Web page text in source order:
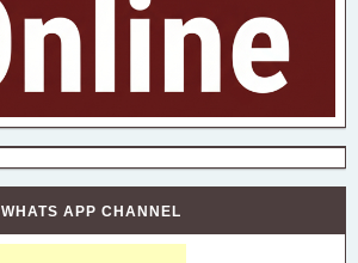
WHATS APP CHANNEL